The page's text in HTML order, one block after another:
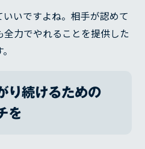
いですよね。相手が認めて
力でやれることを提供した
り続けるための
を